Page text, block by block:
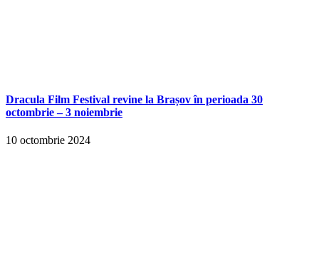
Dracula Film Festival revine la Brașov în perioada 30
octombrie – 3 noiembrie
10 octombrie 2024